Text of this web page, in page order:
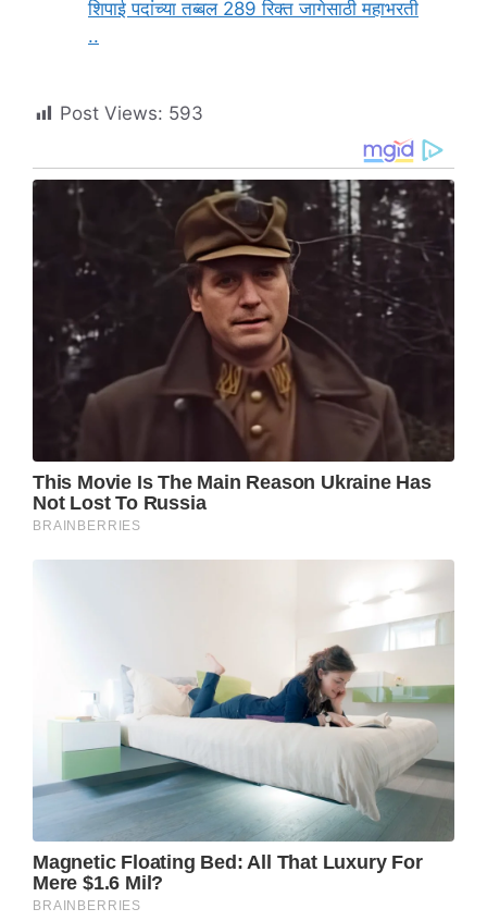
शिपाई पदांच्या तब्बल 289 रिक्त जागेसाठी महाभरती
..
Post Views: 593